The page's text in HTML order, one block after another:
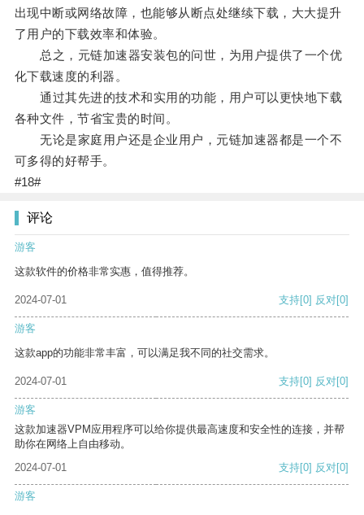
出现中断或网络故障，也能够从断点处继续下载，大大提升
了用户的下载效率和体验。
总之，元链加速器安装包的问世，为用户提供了一个优
化下载速度的利器。
通过其先进的技术和实用的功能，用户可以更快地下载
各种文件，节省宝贵的时间。
无论是家庭用户还是企业用户，元链加速器都是一个不
可多得的好帮手。
#18#
评论
游客
这款软件的价格非常实惠，值得推荐。
2024-07-01 支持[0] 反对[0]
游客
这款app的功能非常丰富，可以满足我不同的社交需求。
2024-07-01 支持[0] 反对[0]
游客
这款加速器VPM应用程序可以给你提供最高速度和安全性的连接，并帮
助你在网络上自由移动。
2024-07-01
支持[0] 反对[0]
游客